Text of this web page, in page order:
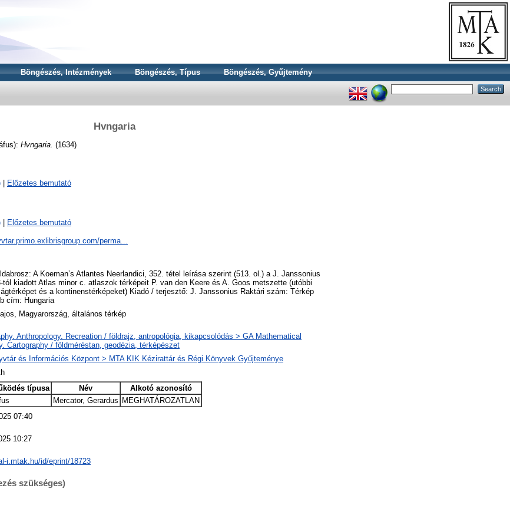
Böngészés, Intézmények Böngészés, Típus Böngészés, Gyűjtemény
Hvngaria
Hvngaria. (1634)
Előzetes bemutató
Előzetes bemutató
perma...
A Koeman’s Atlantes Neerlandici, 352. tétel leírása szerint (513. ol.) a J. Janssonius
tól kiadott Atlas minor c. atlaszok térképeit P. van den Keere és A. Goos metszette (utóbbi
és a kontinenstérképeket) Kiadó / terjesztő: J. Janssonius Raktári szám: Térkép
cím: Hungaria
Magyarország, általános térkép
Anthropology. Recreation / földrajz, antropológia, kikapcsolódás > GA Mathematical
Cartography / földméréstan, geodézia, térképészet
és Információs Központ > MTA KIK Kézirattár és Régi Könyvek Gyűjteménye
típusa Név
Alkotó azonosító
Mercator, Gerardus MEGHATÁROZATLAN
07:40
10:27
i.mtak.hu/id/eprint/18723
szükséges)